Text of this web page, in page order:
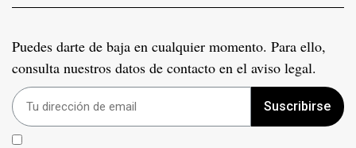
Puedes darte de baja en cualquier momento. Para ello,
consulta nuestros datos de contacto en el aviso legal.
Suscribirse